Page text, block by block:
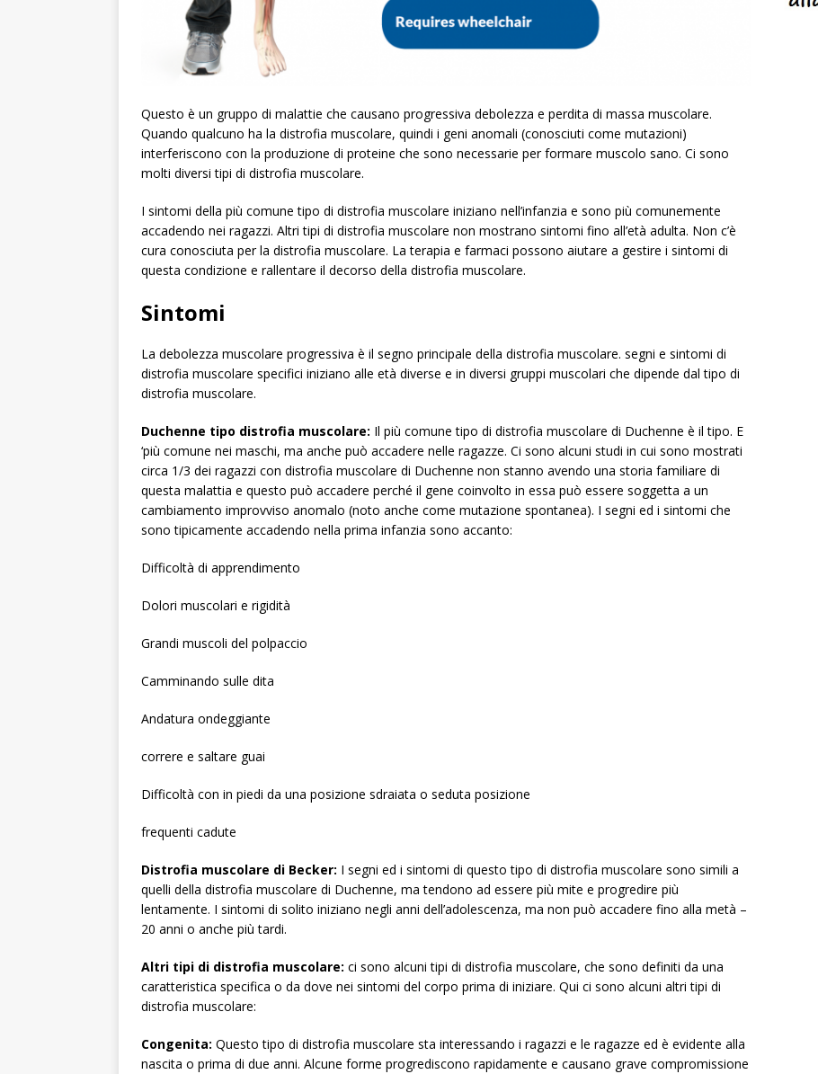
Questo è un gruppo di malattie che causano progressiva debolezza e perdita di massa muscolare.
Quando qualcuno ha la distrofia muscolare, quindi i geni anomali (conosciuti come mutazioni)
interferiscono con la produzione di proteine ​​che sono necessarie per formare muscolo sano. Ci sono
molti diversi tipi di distrofia muscolare.
I sintomi della più comune tipo di distrofia muscolare iniziano nell’infanzia e sono più comunemente
accadendo nei ragazzi. Altri tipi di distrofia muscolare non mostrano sintomi fino all’età adulta. Non c’è
cura conosciuta per la distrofia muscolare. La terapia e farmaci possono aiutare a gestire i sintomi di
questa condizione e rallentare il decorso della distrofia muscolare.
Sintomi
La debolezza muscolare progressiva è il segno principale della distrofia muscolare. segni e sintomi di
distrofia muscolare specifici iniziano alle età diverse e in diversi gruppi muscolari che dipende dal tipo di
distrofia muscolare.
Duchenne tipo distrofia muscolare: Il più comune tipo di distrofia muscolare di Duchenne è il tipo. E
‘più comune nei maschi, ma anche può accadere nelle ragazze. Ci sono alcuni studi in cui sono mostrati
circa 1/3 dei ragazzi con distrofia muscolare di Duchenne non stanno avendo una storia familiare di
questa malattia e questo può accadere perché il gene coinvolto in essa può essere soggetta a un
cambiamento improvviso anomalo (noto anche come mutazione spontanea). I segni ed i sintomi che
sono tipicamente accadendo nella prima infanzia sono accanto:
Difficoltà di apprendimento
Dolori muscolari e rigidità
Grandi muscoli del polpaccio
Camminando sulle dita
Andatura ondeggiante
correre e saltare guai
Difficoltà con in piedi da una posizione sdraiata o seduta posizione
frequenti cadute
Distrofia muscolare di Becker: I segni ed i sintomi di questo tipo di distrofia muscolare sono simili a
quelli della distrofia muscolare di Duchenne, ma tendono ad essere più mite e progredire più
lentamente. I sintomi di solito iniziano negli anni dell’adolescenza, ma non può accadere fino alla metà –
20 anni o anche più tardi.
Altri tipi di distrofia muscolare: ci sono alcuni tipi di distrofia muscolare, che sono definiti da una
caratteristica specifica o da dove nei sintomi del corpo prima di iniziare. Qui ci sono alcuni altri tipi di
distrofia muscolare:
Congenita: Questo tipo di distrofia muscolare sta interessando i ragazzi e le ragazze ed è evidente alla
nascita o prima di due anni. Alcune forme progrediscono rapidamente e causano grave compromissione